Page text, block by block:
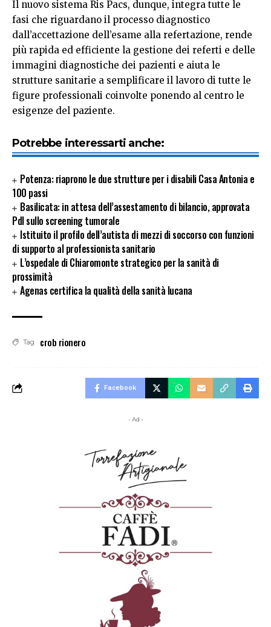
Il nuovo sistema Ris Pacs, dunque, integra tutte le
fasi che riguardano il processo diagnostico
dall’accettazione dell’esame alla refertazione, rende
più rapida ed efficiente la gestione dei referti e delle
immagini diagnostiche dei pazienti e aiuta le
strutture sanitarie a semplificare il lavoro di tutte le
figure professionali coinvolte ponendo al centro le
esigenze del paziente.
Potrebbe interessarti anche:
Potenza: riaprono le due strutture per i disabili Casa Antonia e
100 passi
Basilicata: in attesa dell’assestamento di bilancio, approvata
Pdl sullo screening tumorale
Istituito il profilo dell’autista di mezzi di soccorso con funzioni
di supporto al professionista sanitario
L’ospedale di Chiaromonte strategico per la sanità di
prossimità
Agenas certifica la qualità della sanità lucana
Tag crob rionero
Facebook
- Ad -